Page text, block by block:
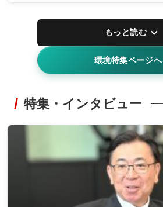
もっと読む
環境特集ページへ
特集・インタビュー